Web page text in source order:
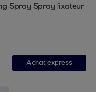
Spray Spray fixateur
Achat express